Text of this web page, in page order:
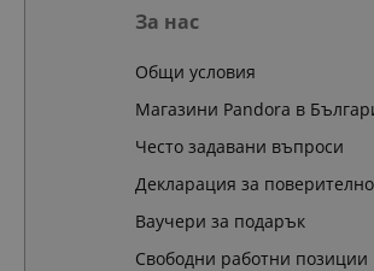
За нас
Общи условия
Магазини Pandora в
Често задавани въпроси
Декларация за
Ваучери за подарък
Свободни работни позиции